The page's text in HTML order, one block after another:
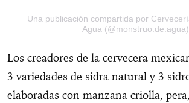
Una publicación compartida por
Agua (@monstruo.de.agua)
Los creadores de la cervecera
3 variedades de sidra natural y 3
elaboradas con manzana criolla,